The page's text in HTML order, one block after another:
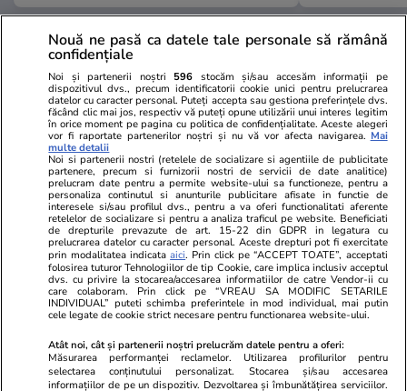
GSP
GSP.RO
Fiica fostului mare internațional
vacanță: „Ibiza și magia ei”
GSP.RO
„Gata, e
România
Nouă ne pasă ca datele tale personale să rămână
confidențiale
Noi și partenerii noștri 596 stocăm și/sau accesăm informații pe
dispozitivul dvs., precum identificatorii cookie unici pentru prelucrarea
datelor cu caracter personal. Puteți accepta sau gestiona preferințele dvs.
făcând clic mai jos, respectiv vă puteți opune utilizării unui interes legitim
în orice moment pe pagina cu politica de confidențialitate. Aceste alegeri
vor fi raportate partenerilor noștri și nu vă vor afecta navigarea. Mai
multe detalii
Noi si partenerii nostri (retelele de socializare si agentiile de publicitate
partenere, precum si furnizorii nostri de servicii de date analitice)
prelucram date pentru a permite website-ului sa functioneze, pentru a
personaliza continutul si anunturile publicitare afisate in functie de
interesele si/sau profilul dvs., pentru a va oferi functionalitati aferente
retelelor de socializare si pentru a analiza traficul pe website. Beneficiati
de drepturile prevazute de art. 15-22 din GDPR in legatura cu
prelucrarea datelor cu caracter personal. Aceste drepturi pot fi exercitate
prin modalitatea indicataaici. Prin click pe “ACCEPT TOATE”, acceptati
folosirea tuturor Tehnologiilor de tip Cookie, care implica inclusiv acceptul
dvs. cu privire la stocarea/accesarea informatiilor de catre Vendor-ii cu
care colaboram. Prin click pe “VREAU SA MODIFIC SETARILE
INDIVIDUAL” puteti schimba preferintele in mod individual, mai putin
cele legate de cookie strict necesare pentru functionarea website-ului.
Atât noi, cât și partenerii noștri prelucrăm datele pentru a oferi:
Măsurarea performanței reclamelor. Utilizarea profilurilor pentru
selectarea conținutului personalizat. Stocarea și/sau accesarea
informațiilor de pe un dispozitiv. Dezvoltarea și îmbunătățirea serviciilor.